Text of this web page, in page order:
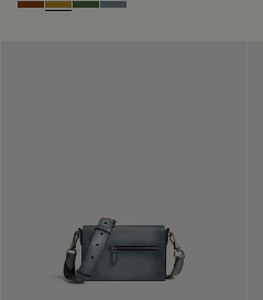
Cacao Intenso
Mustard
Racing Green
Bleu Brume